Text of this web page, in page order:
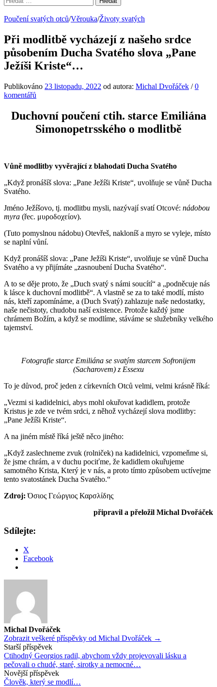
Poučení svatých otců/Věrouka/Životy svatých
Při modlitbě vycházejí z našeho srdce
působením Ducha Svatého slova „Pane
Ježíši Kriste“…
Publikováno 23 listopadu, 2022 od autora: Michal Dvořáček /0
komentářů
Duchovní poučení ctih. starce Emiliána
Simonopetrsského o modlitbě
Vůně modlitby vyvěrající z blahodati Ducha Svatého
„Když pronášíš slova: „Pane Ježíši Kriste“, uvolňuje se vůně Ducha
Svatého.
Jméno Ježíšovo, tj. modlitbu mysli, nazývají svatí Otcové: nádobou
myra (řec. μυροδοχείον).
(Tuto pomyslnou nádobu) Otevřeš, nakloníš a myro se vyleje, místo
se naplní vůní.
Když pronášíš slova: „Pane Ježíši Kriste“, uvolňuje se vůně Ducha
Svatého a vy přijímáte „zasnoubení Ducha Svatého“.
A to se děje proto, že „Duch svatý s námi soucítí“ a „podněcuje nás
k lásce k duchovní modlitbě“. A vlastně se za to také modlí, místo
nás, kteří zapomínáme, a (Duch Svatý) zahlazuje naše nedostatky,
naše nečistoty, chudobu naší existence. Protože každý jsme
chrámem Božím, a když se modlíme, stáváme se služebníky velkého
tajemství.
Fotografie starce Emiliána se svatým starcem Sofronijem
(Sacharovem) z Essexu
To je důvod, proč jeden z církevních Otců velmi, velmi krásně říká:
„Vezmi si kadidelnici, abys mohl okuřovat kadidlem, protože
Kristus je zde ve tvém srdci, z něhož vycházejí slova modlitby:
„Pane Ježíši Kriste“.
A na jiném místě říká ještě něco jiného:
„Když zaslechneme zvuk (rolniček) na kadidelnici, vzpomeňme si,
že jsme chrám, a v duchu pociťme, že kadidlem okuřujeme
samotného Krista, Který je v nás, a proto tímto způsobem uctívejme
tento svatostánek Ducha Svatého.“
Zdroj: Όσιος Γεώργιος Καρσλίδης
připravil a přeložil Michal Dvořáček
Sdílejte:
X
Facebook
Michal Dvořáček
Zobrazit veškeré příspěvky od Michal Dvořáček →
Navigace
příspěvku
Starší příspěvek
Ctihodný Georgios radil, abychom vždy projevovali lásku a
pečovali o chudé, staré, sirotky a nemocné…
Novější příspěvek
Člověk, který se modlí…